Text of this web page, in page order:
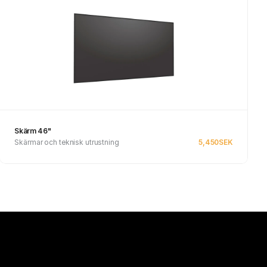
Skärm 46"
Skärmar och teknisk utrustning
5,450SEK